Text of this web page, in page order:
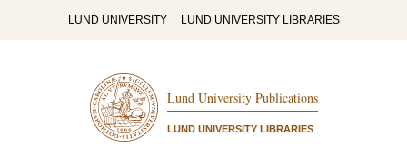
LUND UNIVERSITY LUND UNIVERSITY LIBRARIES
Lund University Publications
LUND UNIVERSITY LIBRARIES